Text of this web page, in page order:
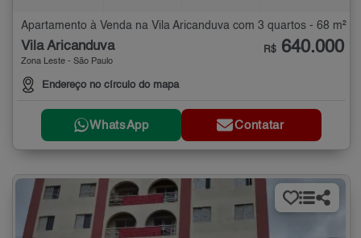
Apartamento à Venda na Vila Aricanduva com 3 quartos - 68 m²
Vila Aricanduva
Zona Leste - São Paulo
Endereço no círculo do mapa
R$ 640.000
WhatsApp Contatar